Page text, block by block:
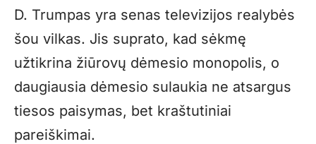
D. Trumpas yra senas televizijos realybės
šou vilkas. Jis suprato, kad sėkmę
užtikrina žiūrovų dėmesio monopolis, o
daugiausia dėmesio sulaukia ne atsargus
tiesos paisymas, bet kraštutiniai
pareiškimai.